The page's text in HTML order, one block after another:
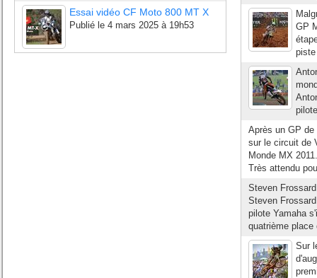
Essai vidéo CF Moto 800 MT X
Publié le 4 mars 2025 à 19h53
GP
Après un GP
sur le circuit de
Monde MX
Très attendu
Steven
Steven
pilote Yamaha
quatrième
Sur